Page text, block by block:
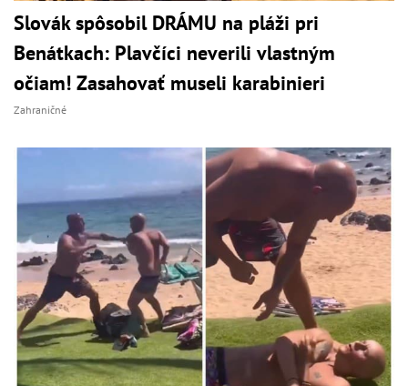
Slovák spôsobil DRÁMU na pláži pri
Benátkach: Plavčíci neverili vlastným
očiam! Zasahovať museli karabinieri
Zahraničné